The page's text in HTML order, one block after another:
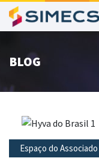
BLOG
Espaço do Associado